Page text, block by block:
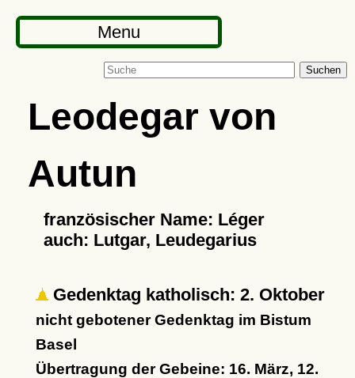
Menu
Suchen
Leodegar von
Autun
französischer Name: Léger
auch: Lutgar, Leudegarius
Gedenktag katholisch: 2. Oktober
nicht gebotener Gedenktag im Bistum
Basel
Übertragung der Gebeine: 16. März, 12.